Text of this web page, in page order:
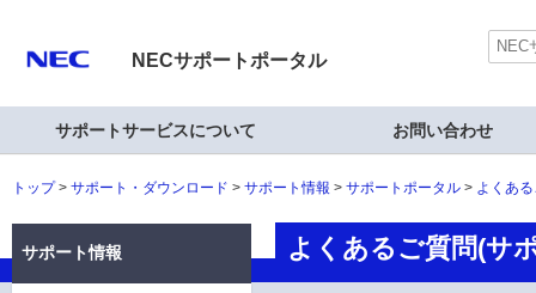
NECサポートポータル
サポートサービスについて お問い合わせ
トップ サポート・ダウンロード サポート情報 サポートポータル よくあ
よくあるご質問(サ
サポート情報